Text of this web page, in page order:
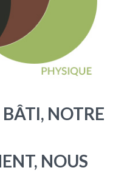
NOTRE
NOUS